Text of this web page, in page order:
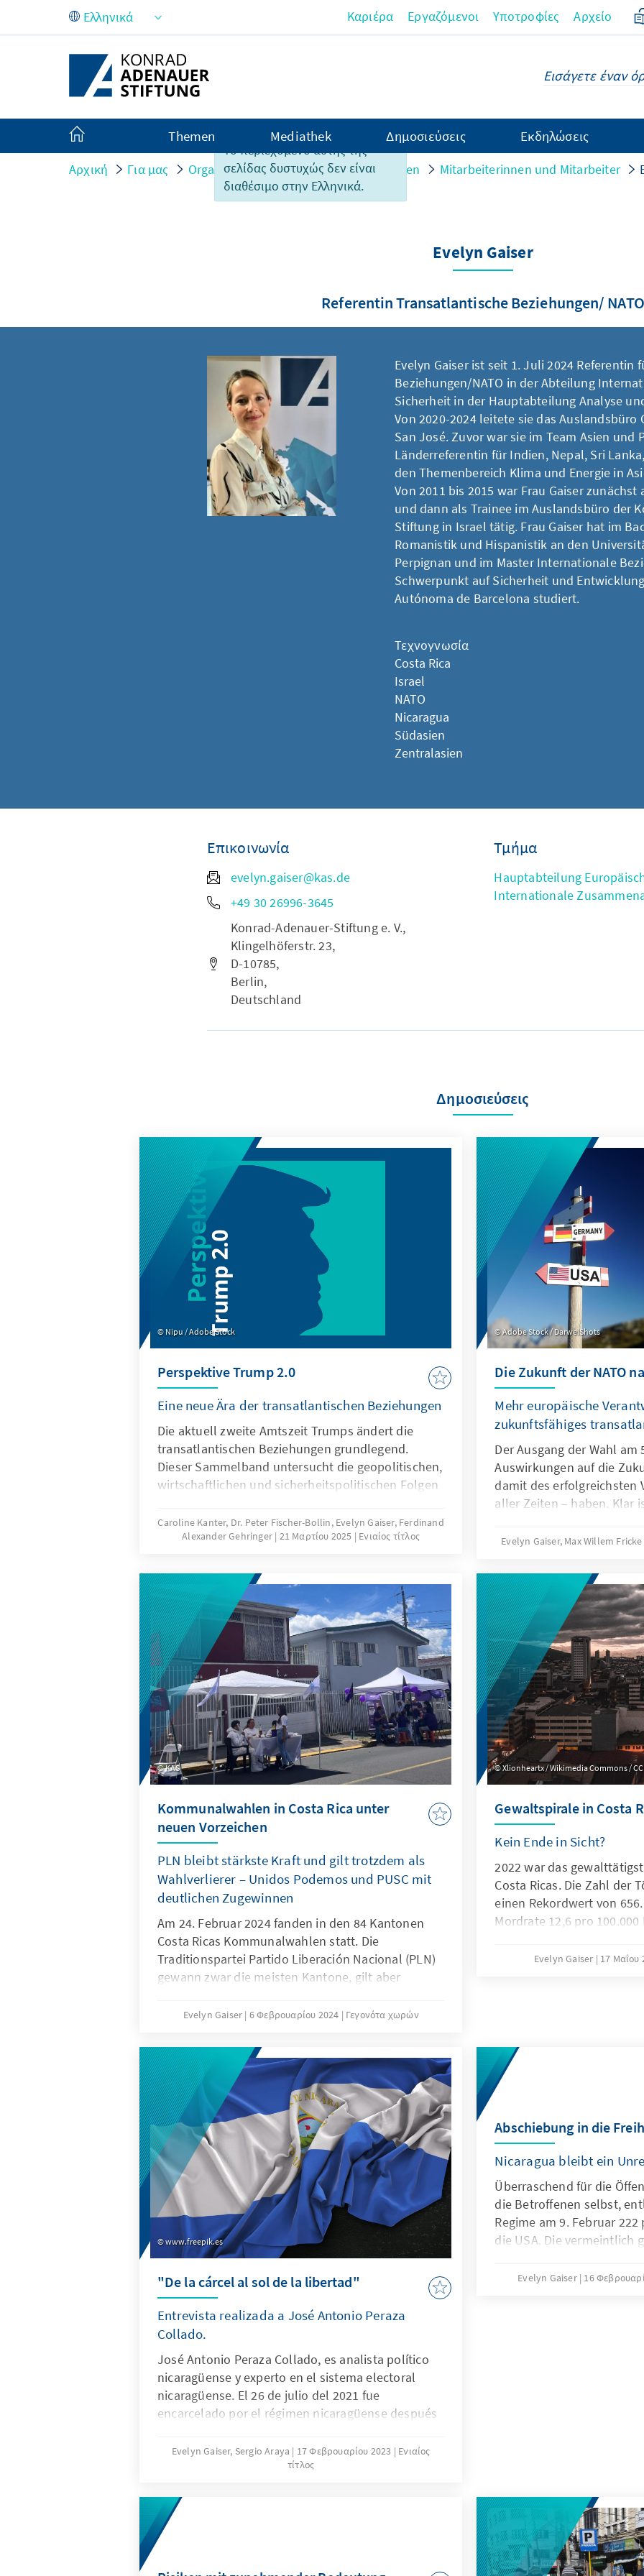
Skip to Main Content
Το περιεχόμενο αυτής της
σελίδας δυστυχώς δεν είναι
διαθέσιμο στην Ελληνικά.
Καριέρα Εργαζόμενοι Υποτροφίες Αρχείο
Themen Mediathek Δημοσιεύσεις Εκδηλώσεις
Αρχική Για μας Organisation Personen und Strukturen Mitarbeiterinnen und Mitarbeiter
Evelyn Gaiser
Referentin Transatlantische Beziehungen/ NATO
Evelyn Gaiser ist seit 1. Juli 2024 Referentin
Beziehungen/NATO in der Abteilung
Sicherheit in der Hauptabteilung Analyse
Von 2020-2024 leitete sie das Auslandsbüro
San José. Zuvor war sie im Team Asien und
Länderreferentin für Indien, Nepal, Sri
den Themenbereich Klima und Energie in
Von 2011 bis 2015 war Frau Gaiser
und dann als Trainee im Auslandsbüro der
Stiftung in Israel tätig. Frau Gaiser hat im
Romanistik und Hispanistik an den
Perpignan und im Master Internationale
Schwerpunkt auf Sicherheit und
Autónoma de Barcelona studiert.
Τεχνογνωσία
Costa Rica
Israel
NATO
Nicaragua
Südasien
Zentralasien
Επικοινωνία
evelyn.gaiser@kas.de
+49 30 26996-3645
Konrad-Adenauer-Stiftung e. V.,
Klingelhöferstr. 23,
D-10785,
Berlin,
Deutschland
Τμήμα
Hauptabteilung
Internationale
Δημοσιεύσεις
Nipu / Adobe Stock
Perspektive Trump 2.0
Eine neue Ära der transatlantischen Beziehungen
Die aktuell zweite Amtszeit Trumps ändert die
transatlantischen Beziehungen grundlegend.
Dieser Sammelband untersucht die geopolitischen,
wirtschaftlichen und sicherheitspolitischen Folgen
die Neuausrichtung der US-Außenpolitik, der
verstärkte Fokus auf den Indopazifik sowie die
Technologie: Welche Herausforderungen entstehen
und wie sollte Deutschland jetzt antworten?
Caroline Kanter, Dr. Peter Fischer-Bollin, Evelyn Gaiser, Ferdinand
Alexander Gehringer 21 Μαρτίου 2025 Ενιαίος τίτλος
Adobe Stock / DarwelShots
Die Zukunft der NATO
Mehr europäische
zukunftsfähiges
Der Ausgang der Wahl
Auswirkungen auf die
damit des erfolgreichsten
aller Zeiten – haben. Klar
kommenden Jahren trotz
Raum verlagern werden.
in Deutschland und
Staaten ergibt sich
Notwendigkeit, ihre
konsequent
sicherheitspolitische
übernehmen.
Evelyn Gaiser, Max Willem Fricke
KAS
Kommunalwahlen in Costa Rica unter
neuen Vorzeichen
PLN bleibt stärkste Kraft und gilt trotzdem als
Wahlverlierer – Unidos Podemos und PUSC mit
deutlichen Zugewinnen
Am 24. Februar 2024 fanden in den 84 Kantonen
Costa Ricas Kommunalwahlen statt. Die
Traditionspartei Partido Liberación Nacional (PLN)
gewann zwar die meisten Kantone, gilt aber
nur von 43 auf 29 Bürgermeisterämter zurück,
Hauptstadtkanton San José. Die
christdemokratische Partido Unidad Social
Cristiana (PUSC) konnte dagegen von 15 auf 20
Bürgermeistermandate zulegen. Als Überraschung
gilt der Erfolg der liberalen Partei Unidos Podemos
(UP), die von der aktuellen
Präsidentschaftsministerin Natalia Díaz gegründet
wurde. Die Partei steigerte sich von einem auf neun
Bürgermeisterämter und konnte somit den größten
Zugewinn erzielen.
Evelyn Gaiser 6 Φεβρουαρίου 2024 Γεγονότα χωρών
Xlionheartx / Wikimedia Commons / CC
Gewaltspirale in Costa
Kein Ende in Sicht?
2022 war das
Costa Ricas. Die Zahl der
einen Rekordwert von
Mordrate 12,6 pro
Vergleich dazu
die Zahl der Tötungen
Vorjahreswert. Experten
Tötungsdelikte bis Ende
Entwicklung im
Vorzeigeland Costa Rica?
Evelyn Gaiser 17 Μαΐου
www.freepik.es
"De la cárcel al sol de la libertad"
Entrevista realizada a José Antonio Peraza
Collado.
José Antonio Peraza Collado, es analista político
nicaragüense y experto en el sistema electoral
nicaragüense. El 26 de julio del 2021 fue
encarcelado por el régimen nicaragüense después
en el cuál analizó la situación política de su país.
Formó parte de los 222 presos políticos que fueron
febrero.
Evelyn Gaiser, Sergio Araya 17 Φεβρουαρίου 2023
Ενιαίος
τίτλος
Abschiebung in die
Nicaragua bleibt ein
Überraschend für die
die Betroffenen selbst,
Regime am 9. Februar
die USA. Die vermeintlich
abgeschobenen
Evelyn Gaiser 16